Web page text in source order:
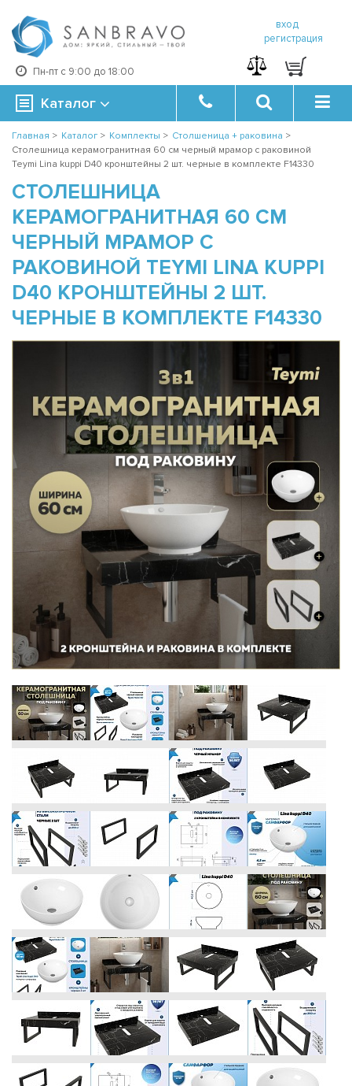
Пн-пт с 9:00 до 18:00
вход
регистрация
Каталог
Главная > Каталог > Комплекты > Столшеница + раковина >
Столешница керамогранитная 60 см черный мрамор с раковиной
Teymi Lina kuppi D40 кронштейны 2 шт. черные в комплекте F14330
СТОЛЕШНИЦА
КЕРАМОГРАНИТНАЯ 60 СМ
ЧЕРНЫЙ МРАМОР С
РАКОВИНОЙ TEYMI LINA KUPPI
D40 КРОНШТЕЙНЫ 2 ШТ.
ЧЕРНЫЕ В КОМПЛЕКТЕ F14330